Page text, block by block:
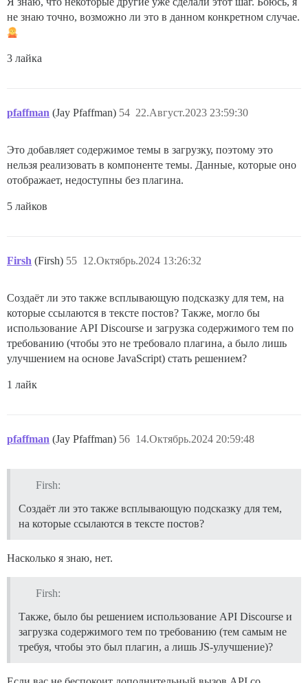
не знаю точно, возможно ли это в данном конкретном случае.
3 лайка
pfaffman (Jay Pfaffman) 22.Август.2023 23:59:30
54
Это добавляет содержимое темы в загрузку, поэтому это
нельзя реализовать в компоненте темы. Данные, которые оно
отображает, недоступны без плагина.
5 лайков
Firsh (Firsh) 12.Октябрь.2024 13:26:32
55
Создаёт ли это также всплывающую подсказку для тем, на
которые ссылаются в тексте постов? Также, могло бы
использование API Discourse и загрузка содержимого тем по
требованию (чтобы это не требовало плагина, а было лишь
улучшением на основе JavaScript) стать решением?
1 лайк
pfaffman (Jay Pfaffman) 14.Октябрь.2024 20:59:48
56
Firsh:
Создаёт ли это также всплывающую подсказку для тем,
на которые ссылаются в тексте постов?
Насколько я знаю, нет.
Firsh:
Также, было бы решением использование API Discourse и
загрузка содержимого тем по требованию (тем самым не
требуя, чтобы это был плагин, а лишь JS-улучшение)?